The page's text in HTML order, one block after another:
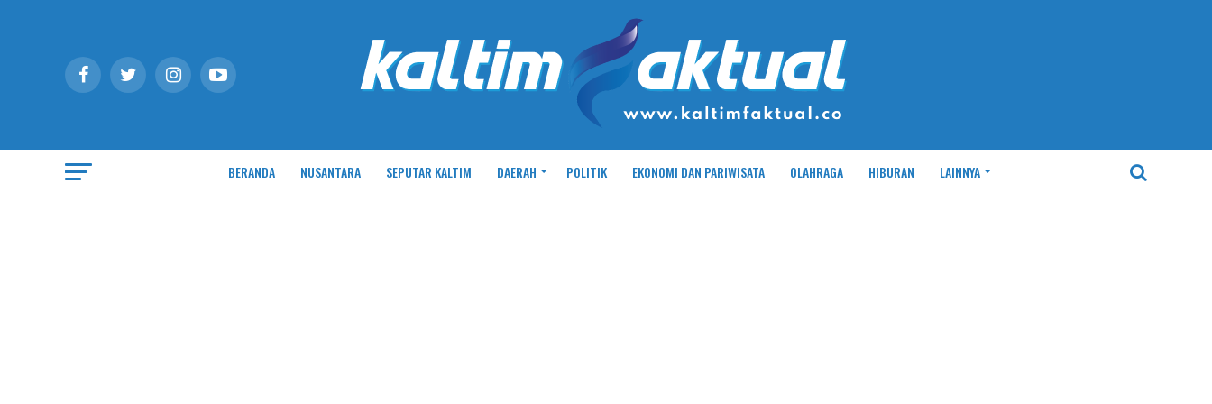
BERANDA NUSANTARA SEPUTAR KALTIM DAERAH POLITIK EKONOMI DAN PARIWISATA OLAHRAGA HIBURAN LAINNYA